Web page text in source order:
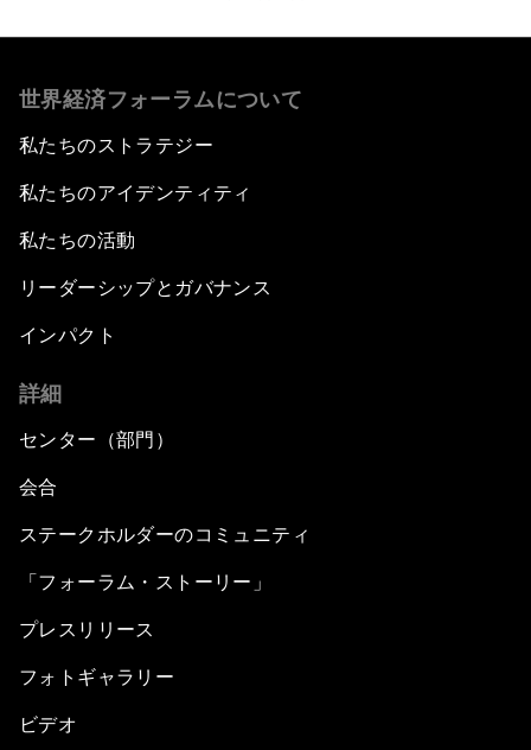
世界経済フォーラムについて
私たちのストラテジー
私たちのアイデンティティ
私たちの活動
リーダーシップとガバナンス
インパクト
詳細
センター（部門）
会合
ステークホルダーのコミュニティ
「フォーラム・ストーリー」
プレスリリース
フォトギャラリー
ビデオ